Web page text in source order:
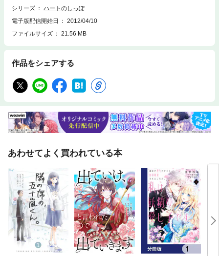
シリーズ
ハートのしっぽ
電子版配信開始日
2012/04/10
ファイルサイズ
21.56 MB
作品をシェアする
あわせてよく買われている本